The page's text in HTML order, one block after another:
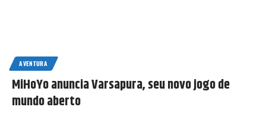
AVENTURA
MiHoYo anuncia Varsapura, seu novo jogo de
mundo aberto